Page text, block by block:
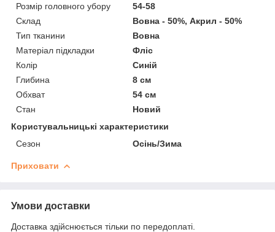
Розмір головного убору
54-58
Склад
Вовна - 50%, Акрил - 50%
Тип тканини
Вовна
Матеріал підкладки
Фліс
Колір
Синій
Глибина
8 см
Обхват
54 см
Стан
Новий
Користувальницькі характеристики
Сезон
Осінь/Зима
Приховати
Умови доставки
Доставка здійснюється тільки по передоплаті.